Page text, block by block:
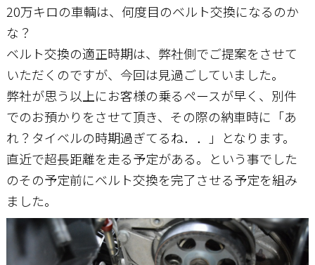
20万キロの車輌は、何度目のベルト交換になるのか
な？
ベルト交換の適正時期は、弊社側でご提案をさせて
いただくのですが、今回は見過ごしていました。
弊社が思う以上にお客様の乗るペースが早く、別件
でのお預かりをさせて頂き、その際の納車時に「あ
れ？タイベルの時期過ぎてるね．．」となります。
直近で超長距離を走る予定がある。という事でした
のその予定前にベルト交換を完了させる予定を組み
ました。